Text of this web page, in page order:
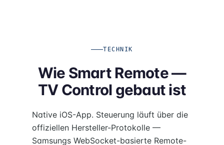
TECHNIK
Wie Smart Remote —
TV Control gebaut ist
Native iOS-App. Steuerung läuft über die
offiziellen Hersteller-Protokolle —
Samsungs WebSocket-basierte Remote-